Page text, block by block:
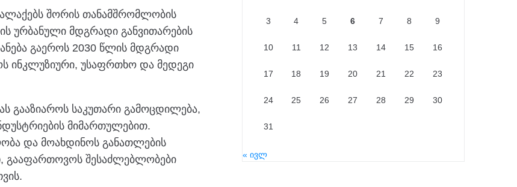
შორის თანამშრომლობის
ურბანული მდგრადი განვითარების
გაეროს 2030 წლის მდგრადი
ინკლუზიური, უსაფრთხო და მედეგი
გააზიაროს საკუთარი გამოცდილება,
მიმართულებით.
და მოახდინოს განათლების
გააფართოვოს შესაძლებლობები
3 4 5 6 7 8 9
10 11 12 13 14 15 16
17 18 19 20 21 22 23
24 25 26 27 28 29 30
31
« ივლ